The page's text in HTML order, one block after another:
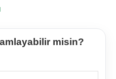
misin?